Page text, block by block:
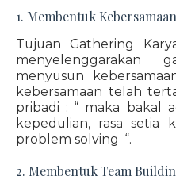
1. Membentuk Kebersamaan
Tujuan Gathering
menyelenggarakan
menyusun
kebersamaan telah
pribadi : “ maka bakal
kepedulian, rasa setia
problem solving “.
2. Membentuk Team